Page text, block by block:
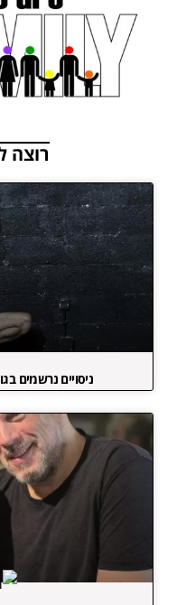
רוצה
ניסויים נרשמים